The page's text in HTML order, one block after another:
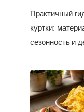
Практичный
куртки:
сезонность и